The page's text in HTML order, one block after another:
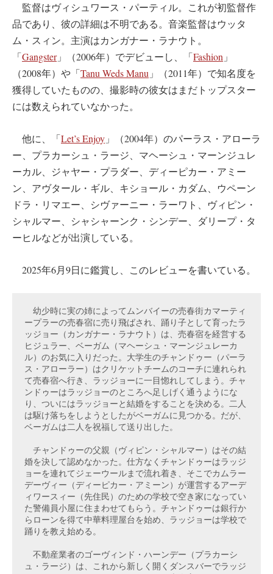
監督はヴィシュワース・パーティル。これが初監督作
品であり、彼の詳細は不明である。音楽監督はウッタ
ム・スィン。主演はカンガナー・ラナウト。
「Gangster」（2006年）でデビューし、「Fashion 」
（2008年）や「Tanu Weds Manu 」（2011年）で知名度を
獲得していたものの、撮影時の彼女はまだトップスター
には数えられていなかった。
他に、「Let’s Enjoy 」（2004年）のパーラス・アローラ
ー、プラカーシュ・ラージ、マヘーシュ・マーンジュレ
ーカル、ジャヤー・プラダー、ディーピカー・アミー
ン、アヴタール・ギル、キショール・カダム、ウペーン
ドラ・リマエー、シヴァーニー・ラーワト、ヴィピン・
シャルマー、シャシャーンク・シンデー、ダリープ・タ
ーヒルなどが出演している。
2025年6月9日に鑑賞し、このレビューを書いている。
幼少時に実の姉によってムンバイーの売春街カマーティ
ープラーの売春宿に売り飛ばされ、踊り子として育ったラ
ッジョー（カンガナー・ラナウト）は、売春宿を経営する
ヒジュラー、ベーガム（マヘーシュ・マーンジュレーカ
ル）のお気に入りだった。大学生のチャンドゥー（パーラ
ス・アローラー）はクリケットチームのコーチに連れられ
て売春宿へ行き、ラッジョーに一目惚れしてしまう。チャ
ンドゥーはラッジョーのところへ足しげく通うようにな
り、ついにはラッジョーと結婚をすることを決める。二人
は駆け落ちをしようとしたがベーガムに見つかる。だが、
ベーガムは二人を祝福して送り出した。
チャンドゥーの父親（ヴィピン・シャルマー）はその結
婚を決して認めなかった。仕方なくチャンドゥーはラッジ
ョーを連れてジェーウールまで流れ着き、そこでカムラー
デーヴィー（ディーピカー・アミーン）が運営するアーデ
ィワースィー（先住民）のための学校で空き家になってい
た警備員小屋に住まわせてもらう。チャンドゥーは銀行か
らローンを得て中華料理屋台を始め、ラッジョーは学校で
踊りを教え始める。
不動産業者のゴーヴィンド・ハーンデー（プラカーシ
ュ・ラージ）は、これから新しく開くダンスバーでラッジ